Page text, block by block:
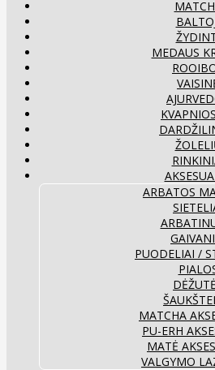
MEDAUS
ARBATOS
PUODELIAI /
MATCHA
PU-ERH
MATĖ
VALGYMO